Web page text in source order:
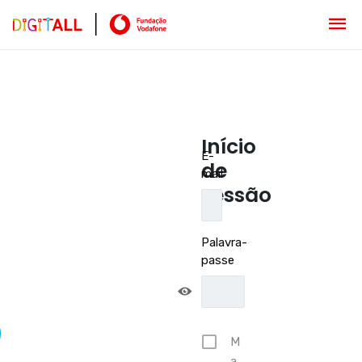
Início
de
sessão
E-
mail
Palavra-
passe
M